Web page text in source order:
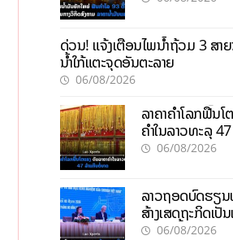
ດ່ວນ! ແຈ້ງເຕືອນໄພນໍ້າຖ້ວມ 3 ສາ
ນໍ້າໃກ້ແຕະຈຸດອັນຕະລາຍ
06/08/2026
ລາຄາຄຳໂລກຟື້ນໂ
ຄຳໃນລາວທະລຸ
06/08/2026
ລາວຖອດບົດຮຽ
ສ້າງເສດຖະກິດເປັນ
ກ້າວສູ່ເປົ້າໝາຍ
06/08/2026